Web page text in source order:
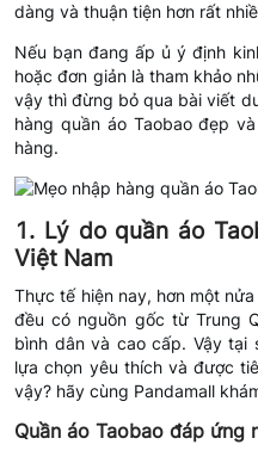
dàng và thuận tiện hơn rất
Nếu bạn đang ấp ủ ý định
hoặc đơn giản là tham khảo
vậy thì đừng bỏ qua bài viết
hàng quần áo Taobao đẹp
hàng.
1. Lý do quần áo
Việt Nam
Thực tế hiện nay, hơn một
đều có nguồn gốc từ Trung
bình dân và cao cấp. Vậy tại
lựa chọn yêu thích và được
vậy? hãy cùng Pandamall
Quần áo Taobao đáp ứng